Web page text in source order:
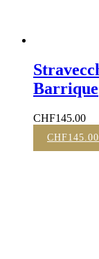
Barrique
CHF145.00
CHF145.00